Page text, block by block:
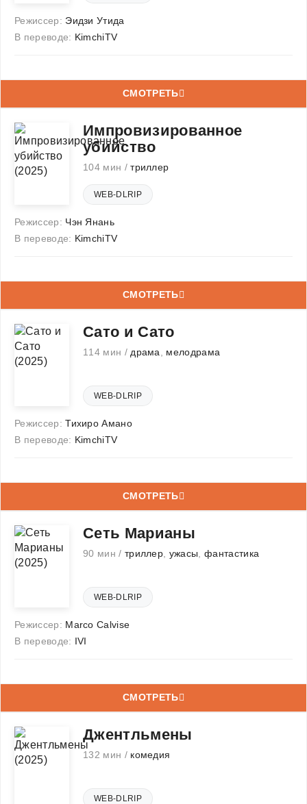
Режиссер: Эидзи Утида
В переводе: KimchiTV
СМОТРЕТЬ
Импровизированное
убийство
104 мин /триллер
WEB-DLRIP
Режиссер: Чэн Янань
В переводе: KimchiTV
СМОТРЕТЬ
Сато и Сато
114 мин / драма мелодрама
WEB-DLRIP
Режиссер: Тихиро Амано
В переводе: KimchiTV
СМОТРЕТЬ
Сеть Марианы
90 мин / триллер ужасы фантастика
WEB-DLRIP
Режиссер: Marco Calvise
В переводе: IVI
СМОТРЕТЬ
Джентльмены
132 мин / комедия
WEB-DLRIP